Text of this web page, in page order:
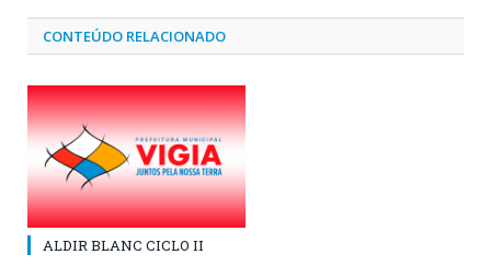
CONTEÚDO RELACIONADO
ALDIR BLANC CICLO II